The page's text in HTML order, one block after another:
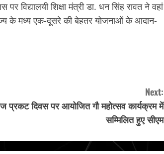
विद्यालयी शिक्षा मंत्री डा. धन सिंह रावत ने वहां
के मध्य एक-दूसरे की बेहतर योजनाओं के आदान-
Next:
प्रकट दिवस पर आयोजित गौ महोत्सव कार्यक्रम में
सम्मिलित हुए सीएम